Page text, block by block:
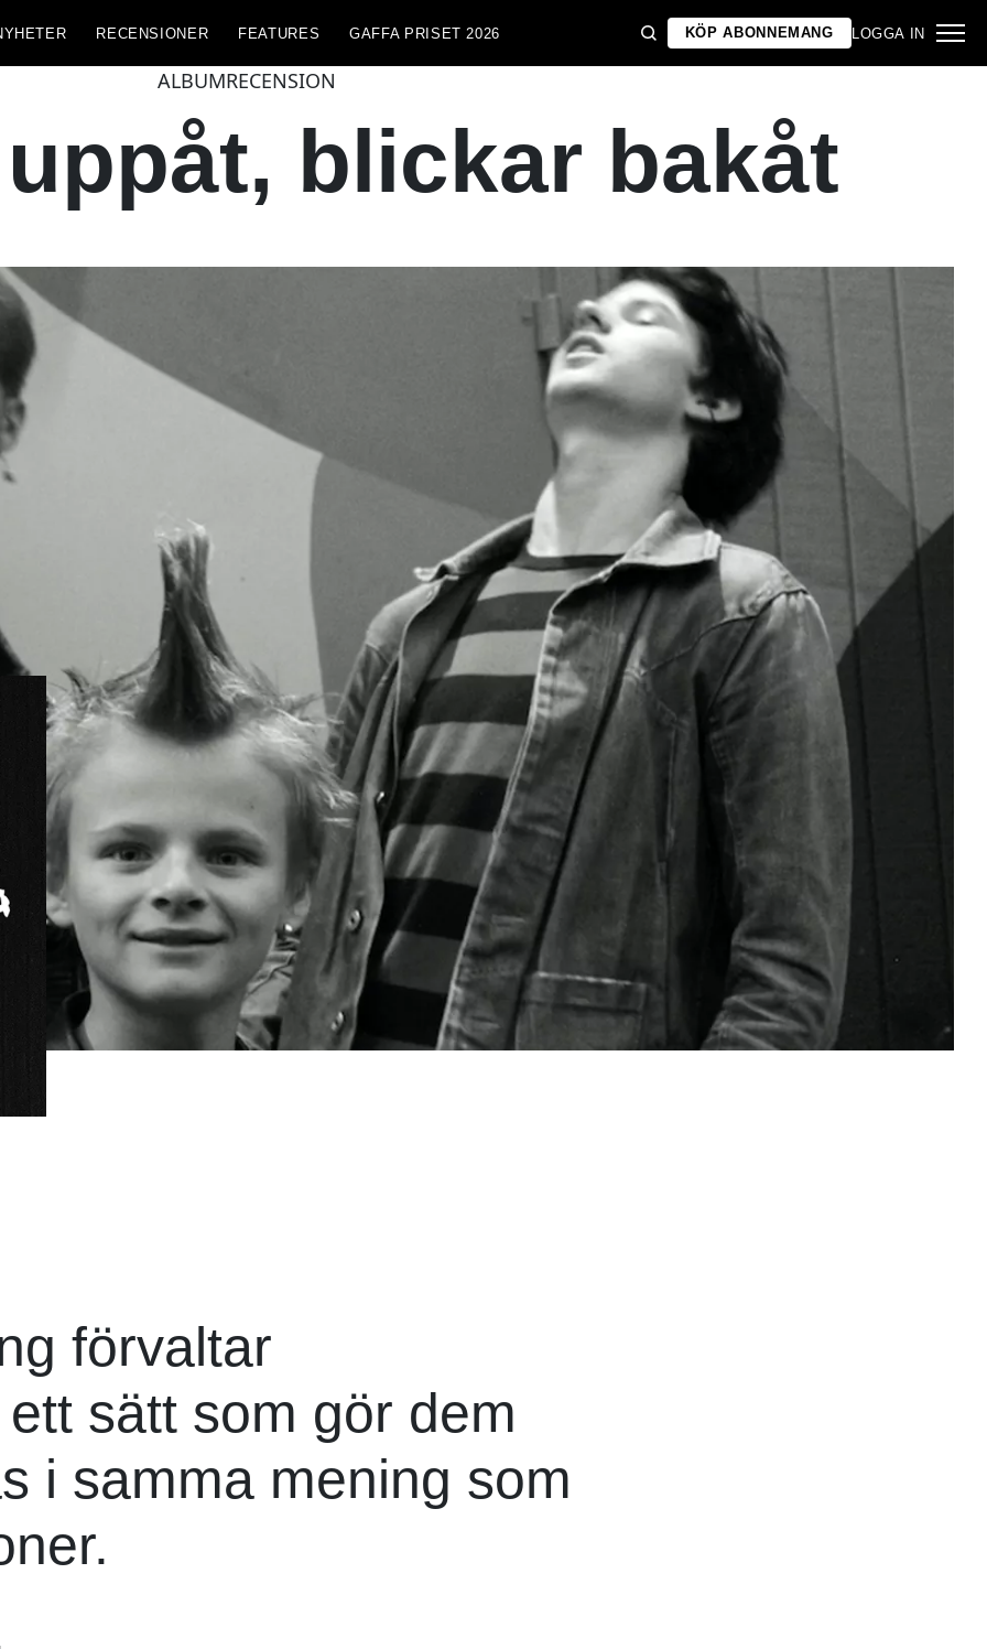
RECENSIONER FEATURES GAFFA PRISET 2026 KÖP ABONNEMANG LOGGA IN
ALBUMRECENSION
blickar bakåt
förvaltar
sätt som gör dem
i samma mening som